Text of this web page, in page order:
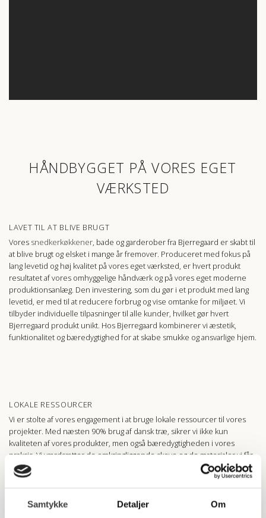
Samtykke Detaljer Om
HÅNDBYGGET PÅ VORES EGET
VÆRKSTED
LAVET TIL AT BLIVE BRUGT
Vores snedkerkøkkener , bade og garderober fra Bjerregaard er skabt til
at blive brugt og elsket i mange år fremover. Produceret med fokus på
lang levetid og høj kvalitet på vores eget værksted, er hvert produkt
resultatet af vores omhyggelige håndværk og på vores eget moderne
produktionsanlæg. Den investering, som du gør i et produkt med lang
levetid, er med til at reducere forbrug og vise omtanke for miljøet. Vi
tilbyder individuelle tilpasninger til alle kunder, hvilket gør hvert
Bjerregaard produkt unikt. Hos Bjerregaard kombinerer vi æstetik,
funktionalitet og bæredygtighed for at skabe smukke og ansvarlige hjem.
LOKALE RESSOURCER
Vi er stolte af vores engagement i at bruge lokale ressourcer til vores
projekter. Med næsten 90% brug af dansk træ, sikrer vi ikke kun
kvaliteten af vores produkter, men også bæredygtigheden i vores
praksis. Vi værdsætter de omkringliggende skove og de materialer vi får
fra dem, som forpligter os til at behandle dem med respekt og ansvar.
Lad os sammen bygge værdier for fremtiden ved at værne om vores
naturressourcer.